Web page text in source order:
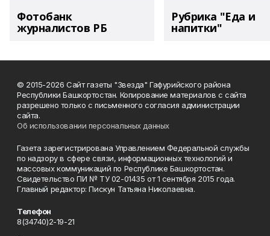
Фотобанк
журналистов РБ
Рубрика "Еда и
напитки"
© 2015-2026 Сайт газеты "Звезда" Гафурийского района
Республики Башкортостан. Копирование материалов с сайта
разрешено только с письменного согласия администрации
сайта.
Об использовании персональных данных
Газета зарегистрирована Управлением Федеральной службы
по надзору в сфере связи, информационных технологий и
массовых коммуникаций по Республике Башкортостан.
Свидетельство ПИ № ТУ 02-01435 от 1 сентября 2015 года.
Главный редактор: Пискун Татьяна Николаевна.
Телефон
8(34740)2-19-21